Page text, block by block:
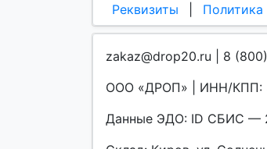
Реквизиты
Политика
zakaz@drop20.ru | 8
ООО «ДРОП» | ИНН/КПП:
Данные ЭДО: ID СБИС —